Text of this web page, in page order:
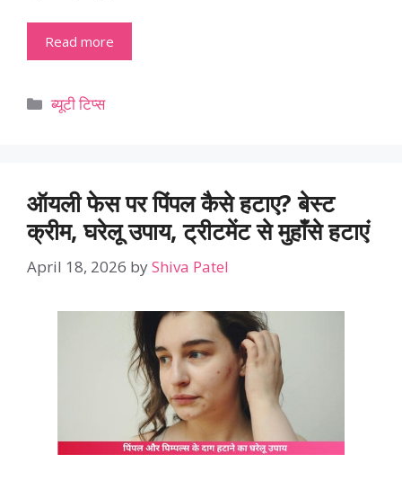
Read more
Categories
ब्यूटी टिप्स
ऑयली फेस पर पिंपल कैसे हटाए? बेस्ट
क्रीम, घरेलू उपाय, ट्रीटमेंट से मुहाँसे हटाएं
April 18, 2026 byShiva Patel